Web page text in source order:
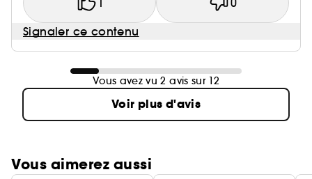
0
Signaler ce contenu
Vous avez vu 2 avis sur 12
Voir plus d'avis
Vous aimerez aussi